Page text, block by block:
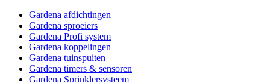
Gardena afdichtingen
Gardena sproeiers
Gardena Profi system
Gardena koppelingen
Gardena tuinspuiten
Gardena timers & sensoren
Gardena Sprinklersysteem